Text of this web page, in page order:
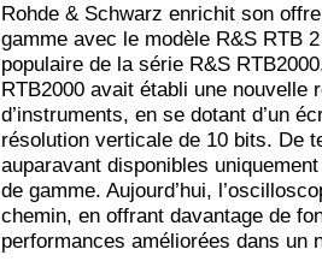
Rohde & Schwarz enrichit son
gamme avec le modèle R&S RTB
populaire de la série R&S
RTB2000 avait établi une nouvelle
d’instruments, en se dotant d’un
résolution verticale de 10 bits. De
auparavant disponibles
de gamme. Aujourd’hui,
chemin, en offrant davantage de
performances améliorées dans un